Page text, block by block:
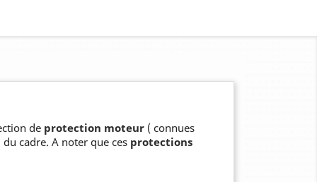
de protection moteur ( connues
cadre. A noter que ces protections